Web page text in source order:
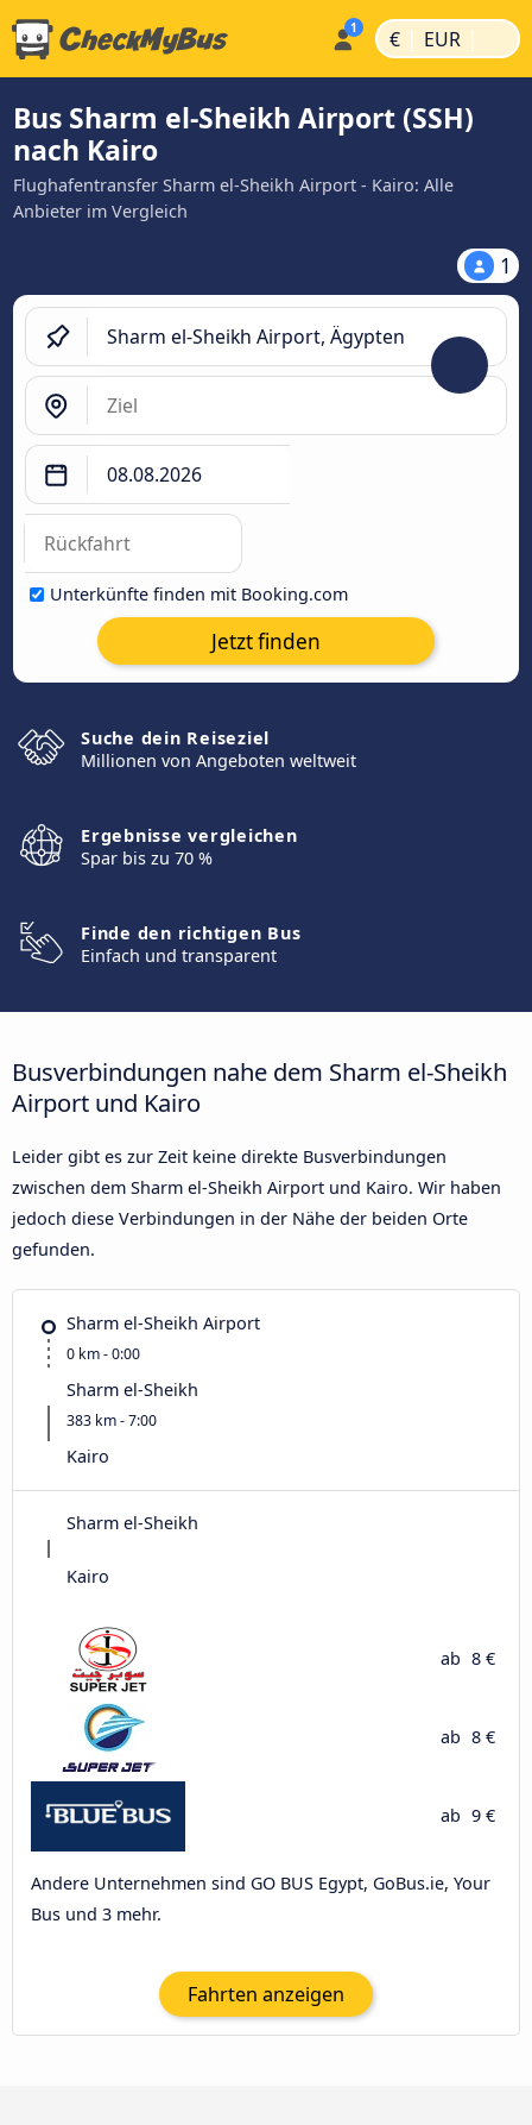
€ | EUR |
Bus Sharm el-Sheikh Airport (SSH)
nach Kairo
Flughafentransfer Sharm el-Sheikh Airport - Kairo: Alle
Anbieter im Vergleich
1
Unterkünfte finden mit Booking.com
Jetzt finden
Suche dein Reiseziel
Millionen von Angeboten weltweit
Ergebnisse vergleichen
Spar bis zu 70 %
Finde den richtigen Bus
Einfach und transparent
Busverbindungen nahe dem Sharm el-Sheikh
Airport und Kairo
Leider gibt es zur Zeit keine direkte Busverbindungen
zwischen dem Sharm el-Sheikh Airport und Kairo. Wir haben
jedoch diese Verbindungen in der Nähe der beiden Orte
gefunden.
Sharm el-Sheikh Airport
0 km - 0:00
Sharm el-Sheikh
383 km - 7:00
Kairo
Sharm el-Sheikh
Kairo
ab 8 €
ab 8 €
ab 9 €
Andere Unternehmen sind GO BUS Egypt, GoBus.ie, Your
Bus und 3 mehr.
Fahrten anzeigen